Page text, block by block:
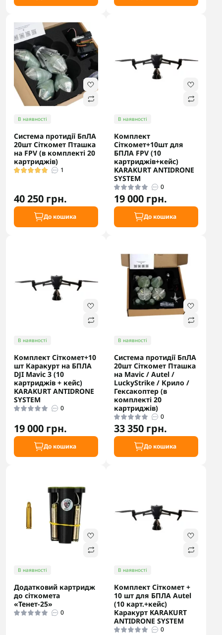
В наявності
Cистема протидії БпЛА
20шт Cіткомет Пташка
на FPV (в комплекті 20
картриджів)
1
40 250 грн.
До кошика
В наявності
Комплект
Сіткомет+10шт для
БПЛА FPV (10
картриджів+кейс)
KARAKURT ANTIDRONE
SYSTEM
0
19 000 грн.
До кошика
В наявності
Комплект Сіткомет+10
шт Каракурт на БПЛА
DJI Mavic 3 (10
картриджів + кейс)
KARAKURT ANTIDRONE
SYSTEM
0
19 000 грн.
До кошика
В наявності
Система протидії БпЛА
20шт Сіткомет Пташка
на Mavic / Autel /
LuckyStrike / Крило /
Гексакоптер (в
комплекті 20
картриджів)
0
33 350 грн.
До кошика
В наявності
Додатковий картридж
до сіткомета
«Тенет-25»
0
В наявності
Комплект Сіткомет +
10 шт для БПЛА Autel
(10 карт.+кейс)
Каракурт KARAKURT
ANTIDRONE SYSTEM
0